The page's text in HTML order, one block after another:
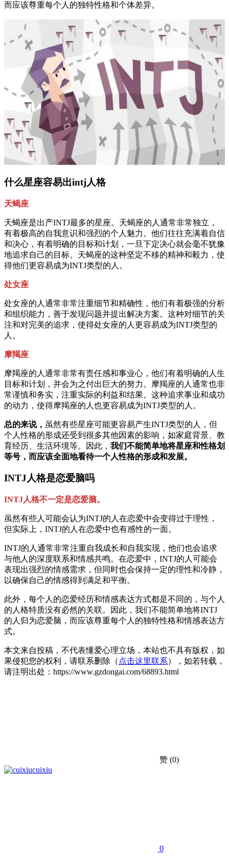
而应该尊重每个人的独特性格和个体差异。
什么星座容易出intj人格
天蝎座
天蝎座是出产INTJ最多的星座。天蝎座的人通常非常独立，
有着极高的自我意识和强烈的个人魅力。他们往往充满着自信
和决心，有着明确的目标和计划，一旦下定决心就会毫不犹豫
地追求自己的目标。天蝎座的这种坚定不移的精神和毅力，使
得他们更容易成为INTJ类型的人。
处女座
处女座的人通常非常注重细节和精确性，他们有着极强的分析
和组织能力，善于发现问题并提出解决方案。这种对细节的关
注和对完美的追求，使得处女座的人更容易成为INTJ类型的
人。
摩羯座
摩羯座的人通常非常有责任感和事业心，他们有着明确的人生
目标和计划，并会为之付出巨大的努力。摩羯座的人通常也非
常谨慎和务实，注重实际的利益和结果。这种追求事业和成功
的动力，使得摩羯座的人也更容易成为INTJ类型的人。
总的来说， 虽然有些星座可能更容易产生INTJ类型的人，但
个人性格的形成还受到很多其他因素的影响，如家庭背景、教
育经历、生活环境等。因此， 我们不能简单地将星座和性格划
等号，而应该全面地看待一个人性格的形成和发展。
INTJ人格是恋爱脑吗
INTJ人格不一定是恋爱脑。
虽然有些人可能会认为INTJ的人在恋爱中会变得过于理性，
但实际上，INTJ的人在恋爱中也有感性的一面。
INTJ的人通常非常注重自我成长和自我实现，他们也会追求
与他人的深度联系和情感共鸣。在恋爱中，INTJ的人可能会
表现出强烈的情感需求，但同时也会保持一定的理性和冷静，
以确保自己的情感得到满足和平衡。
此外，每个人的恋爱经历和情感表达方式都是不同的，与个人
的人格特质没有必然的关联。因此，我们不能简单地将INTJ
的人归为恋爱脑，而应该尊重每个人的独特性格和情感表达方
式。
本文来自投稿，不代表懂爱心理立场，本站也不具有版权，如
果侵犯您的权利，请联系删除（ 点击这里联系），如若转载，
请注明出处：https://www.gzdongai.com/68893.html
赞 (0)
cuixiu
0